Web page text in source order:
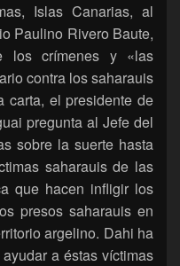
Islas Canarias, al
Paulino Rivero Baute,
los crímenes y «las
contra los saharauis
carta, el presidente de
pregunta al Jefe del
sobre la suerte hasta
saharauis de las
que hacen infligir los
presos saharauis en
argelino. Dahi ha
a éstas víctimas